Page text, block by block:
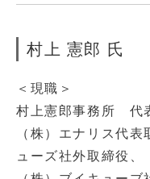
村上 憲郎 氏
＜現職＞
村上憲郎事務所 代
（株）エナリス代
ューズ社外取締役、